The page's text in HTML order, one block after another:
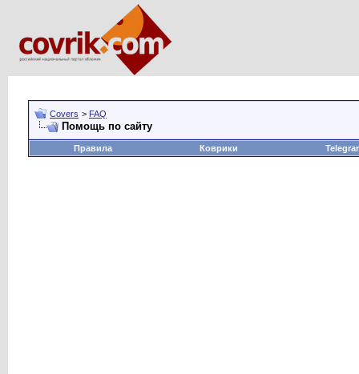
Covers > FAQ
Помощь по сайту
Правила Коврики